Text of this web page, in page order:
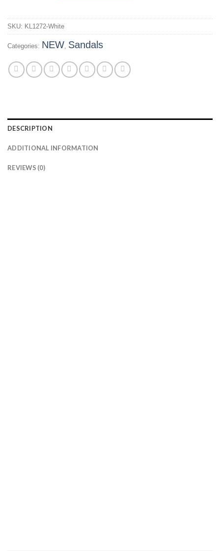
SKU: KL1272-White
Categories: NEW Sandals
DESCRIPTION
ADDITIONAL INFORMATION
REVIEWS (0)